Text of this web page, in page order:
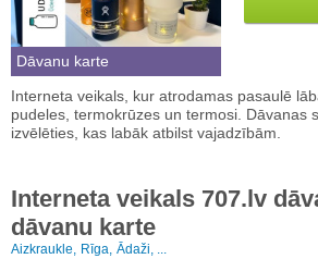
Dāvanu karte
Interneta veikals, kur atrodamas pasaulē
pudeles, termokrūzes un termosi. Dāvanas
izvēlēties, kas labāk atbilst vajadzībām.
Interneta veikals 707.lv
dāvanu karte
Aizkraukle, Rīga, Ādaži, ...